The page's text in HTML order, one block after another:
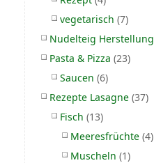
vegetarisch (7)
Nudelteig Herstellung
Pasta & Pizza (23)
Saucen (6)
Rezepte Lasagne (37)
Fisch (13)
Meeresfrüchte (4)
Muscheln (1)